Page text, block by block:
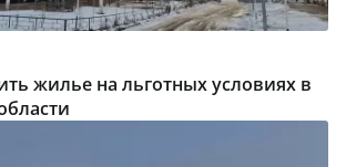
жилье на льготных условиях в